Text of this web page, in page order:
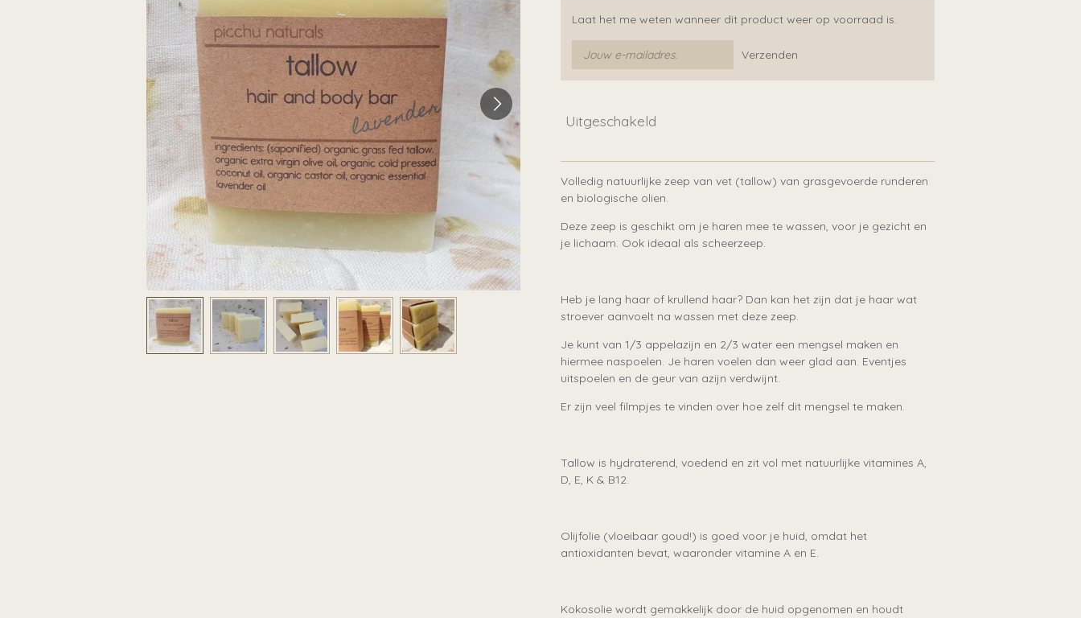
Laat het me weten wanneer dit product weer op voorraad is.
Verzenden
Uitgeschakeld
Volledig natuurlijke zeep van vet (tallow) van grasgevoerde runderen
en biologische olien.
Deze zeep is geschikt om je haren mee te wassen, voor je gezicht en
je lichaam. Ook ideaal als scheerzeep.
Heb je lang haar of krullend haar? Dan kan het zijn dat je haar wat
stroever aanvoelt na wassen met deze zeep.
Je kunt van 1/3 appelazijn en 2/3 water een mengsel maken en
hiermee naspoelen. Je haren voelen dan weer glad aan. Eventjes
uitspoelen en de geur van azijn verdwijnt.
Er zijn veel filmpjes te vinden over hoe zelf dit mengsel te maken.
Tallow is hydraterend, voedend en zit vol met natuurlijke vitamines A,
D, E, K & B12.
Olijfolie (vloeibaar goud!) is goed voor je huid, omdat het
antioxidanten bevat, waaronder vitamine A en E.
Kokosolie wordt gemakkelijk door de huid opgenomen en houdt